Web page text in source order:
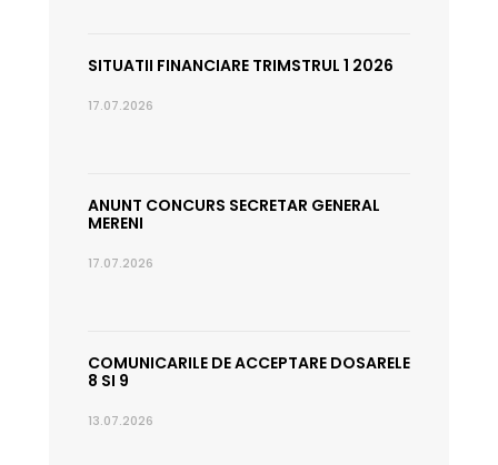
SITUATII FINANCIARE TRIMSTRUL 1 2026
17.07.2026
ANUNT CONCURS SECRETAR GENERAL
MERENI
17.07.2026
COMUNICARILE DE ACCEPTARE DOSARELE
8 SI 9
13.07.2026